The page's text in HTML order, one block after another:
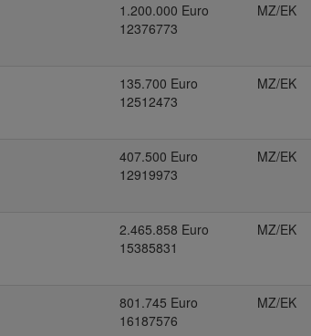
1.200.000 Euro
12376773
MZ/EK
135.700 Euro
12512473
MZ/EK
407.500 Euro
12919973
MZ/EK
2.465.858 Euro
15385831
MZ/EK
801.745 Euro
16187576
MZ/EK